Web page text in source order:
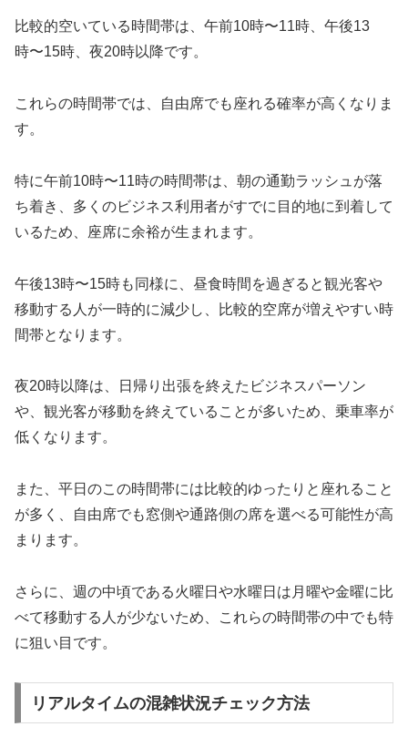
比較的空いている時間帯は、午前10時〜11時、午後13
時〜15時、夜20時以降です。
これらの時間帯では、自由席でも座れる確率が高くなりま
す。
特に午前10時〜11時の時間帯は、朝の通勤ラッシュが落
ち着き、多くのビジネス利用者がすでに目的地に到着して
いるため、座席に余裕が生まれます。
午後13時〜15時も同様に、昼食時間を過ぎると観光客や
移動する人が一時的に減少し、比較的空席が増えやすい時
間帯となります。
夜20時以降は、日帰り出張を終えたビジネスパーソン
や、観光客が移動を終えていることが多いため、乗車率が
低くなります。
また、平日のこの時間帯には比較的ゆったりと座れること
が多く、自由席でも窓側や通路側の席を選べる可能性が高
まります。
さらに、週の中頃である火曜日や水曜日は月曜や金曜に比
べて移動する人が少ないため、これらの時間帯の中でも特
に狙い目です。
リアルタイムの混雑状況チェック方法